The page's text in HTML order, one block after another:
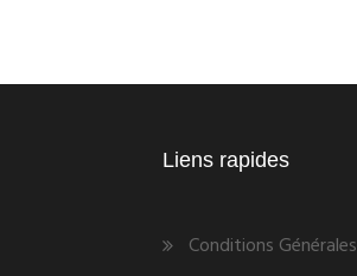
Liens rapides
Conditions Générales